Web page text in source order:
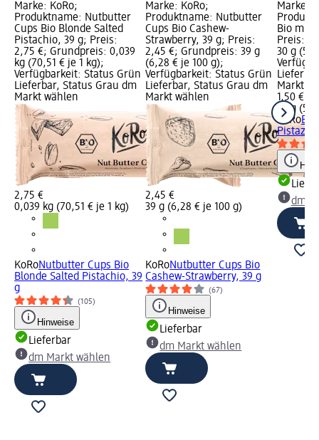
Marke: KoRo;
Produktname: Nutbutter
Cups Bio Blonde Salted
Pistachio, 39 g; Preis:
2,75 €; Grundpreis: 0,039
kg (70,51 € je 1 kg);
Verfügbarkeit: Status Grün
Lieferbar, Status Grau dm
Markt wählen
2,75 €
0,039 kg (70,51 € je 1 kg)
KoRoNutbutter Cups Bio
Blonde Salted Pistachio, 39
g
(105)
Hinweise
Lieferbar
dm Markt wählen
Marke: KoRo;
Produktname: Nutbutter
Cups Bio Cashew-
Strawberry, 39 g; Preis:
2,45 €; Grundpreis: 39 g
(6,28 € je 100 g);
Verfügbarkeit: Status Grün
Lieferbar, Status Grau dm
Markt wählen
2,45 €
39 g (6,28 € je 100 g)
KoRoNutbutter Cups Bio
Cashew-Strawberry, 39 g
(67)
Hinweise
Lieferbar
dm Markt wählen
Marke:
Bio mit
Preis:
30 g
Markt
1,50 €
30 g
KoRo
dm